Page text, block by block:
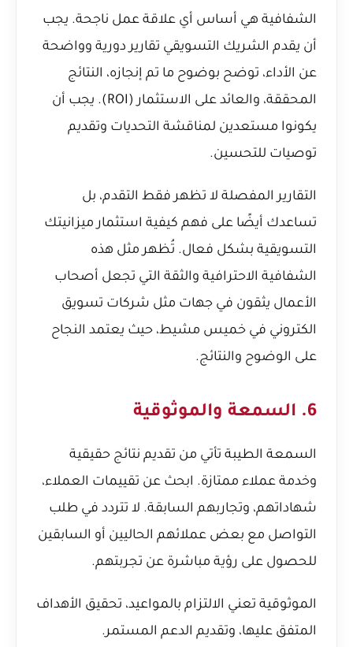
الشفافية هي أساس أي علاقة عمل ناجحة. يجب
أن يقدم الشريك التسويقي تقارير دورية وواضحة
عن الأداء، توضح بوضوح ما تم إنجازه، النتائج
المحققة، والعائد على الاستثمار (ROI). يجب أن
يكونوا مستعدين لمناقشة التحديات وتقديم
توصيات للتحسين.
التقارير المفصلة لا تظهر فقط التقدم، بل
تساعدك أيضًا على فهم كيفية استثمار ميزانيتك
التسويقية بشكل فعال. تُظهر مثل هذه
الشفافية الاحترافية والثقة التي تجعل أصحاب
الأعمال يثقون في جهات مثل شركات تسويق
الكتروني في خميس مشيط، حيث يعتمد النجاح
على الوضوح والنتائج.
6. السمعة والموثوقية
السمعة الطيبة تأتي من تقديم نتائج حقيقية
وخدمة عملاء ممتازة. ابحث عن تقييمات العملاء،
شهاداتهم، وتجاربهم السابقة. لا تتردد في طلب
التواصل مع بعض عملائهم الحاليين أو السابقين
للحصول على رؤية مباشرة عن تجربتهم.
الموثوقية تعني الالتزام بالمواعيد، تحقيق الأهداف
المتفق عليها، وتقديم الدعم المستمر.